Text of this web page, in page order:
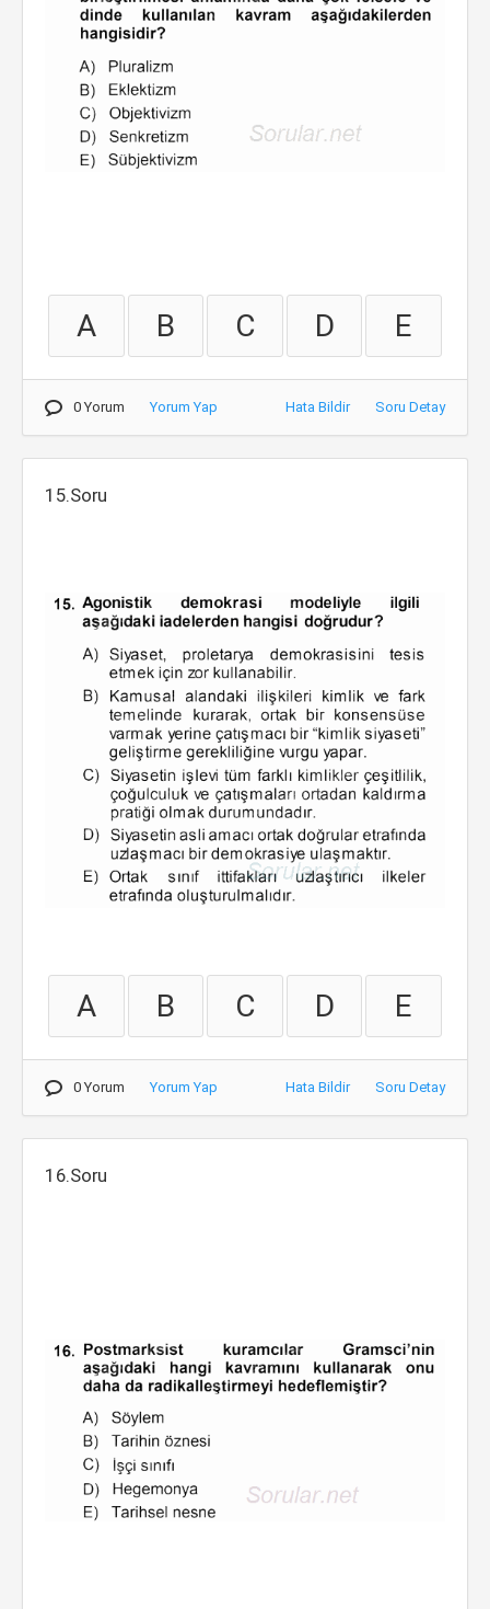
A B C D E
0 Yorum Yorum Yap Hata Bildir Soru Detay
15.Soru
A B C D E
0 Yorum Yorum Yap Hata Bildir Soru Detay
16.Soru